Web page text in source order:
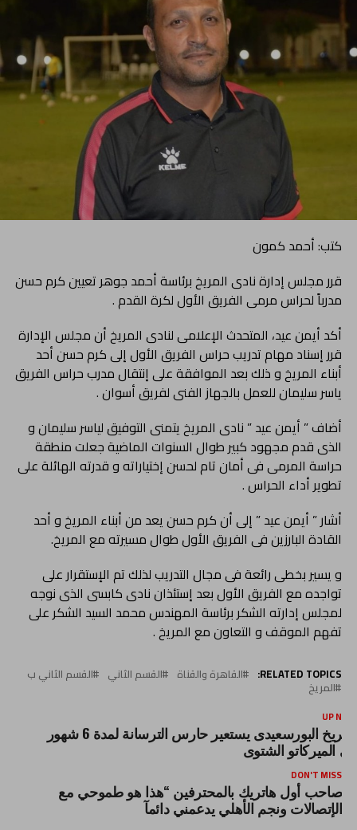
كتب: أحمد كمون
قرر مجلس إدارة نادى المريخ برئاسة أحمد جوهر تعيين كرم حسن
مدرباً لحراس مرمى الفريق الأول لكرة القدم .
أكد أيمن عيد، المتحدث الإعلامى لنادى المريخ أن مجلس الإدارة
قرر إسناد مهام تدريب حراس الفريق الأول إلى كرم حسن أحد
أبناء المريخ و ذلك بعد الموافقة على إنتقال مدرب حراس الفريق
ياسر سليمان للعمل بالجهاز الفنى لفريق أسوان .
أضاف ” أيمن عيد ” نادى المريخ يتمنى التوفيق لياسر سليمان و
الذى قدم مجهود كبير طوال السنوات الماضية جعلت منطقة
حراسة المرمى فى أمان تام لحسن إختياراته و قدرته الهائلة على
تطوير أداء الحراس .
أشار ” أيمن عيد ” إلى أن كرم حسن يعد من أبناء المريخ و أحد
القادة البارزين فى الفريق الأول طوال مسيرته مع المريخ.
و يسير بخطى رائعة فى مجال التدريب لذلك تم الإستقرار على
تواجده مع الفريق الأول بعد إستئذان نادى كابسى الذى نوجه
لمجلس إدارته الشكر برئاسة المهندس محمد السيد الشكر على
تفهم الموقف و التعاون مع المريخ .
RELATED TOPICS: القاهرة والقناة القسم الثاني القسم الثاني ب
المريخ
UP
المريخ البورسعيدى يستعير حارس الترسانة لمدة 6 شهور
الميركاتو الشتوى
DON'T MISS
صاحب أول هاتريك بالمحترفين “هذا هو طموحي مع
الإتصالات ونجم الأهلي يدعمني دائمآ